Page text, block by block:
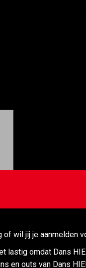
of wil jij je aanmelden
lastig omdat Dans
en outs van Dans